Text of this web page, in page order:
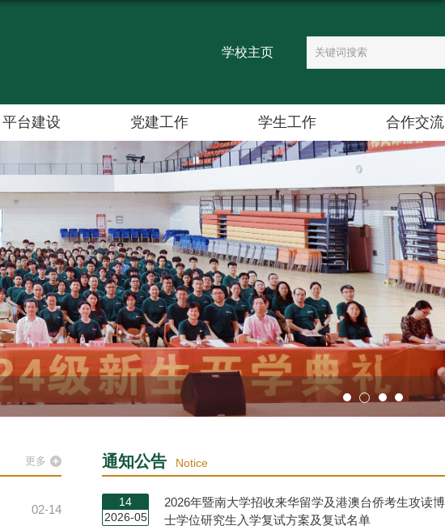
学校主页
平台建设 党建工作 学生工作 合作交流
更多
02-14
通知公告 Notice
14
2026-05
2026年暨南大学招收来华留学及港澳台侨考生攻读
士学位研究生入学复试方案及复试名单